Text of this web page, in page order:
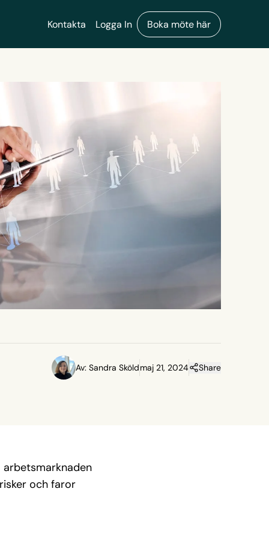
Kontakta Logga In Boka möte här
Av: Sandra Sköldmaj 21, 2024 Share
arbetsmarknaden
och faror